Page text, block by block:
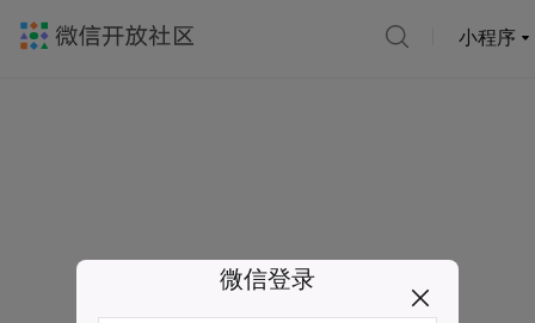
小程序
微信登录